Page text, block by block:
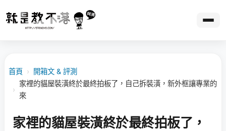
首頁 › 開箱文 & 評測
›
家裡的貓屋裝潢終於最終拍板了，自己拆裝潢，新外框讓專業的
來
家裡的貓屋裝潢終於最終拍板了，